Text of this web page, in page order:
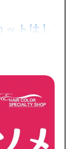
トはし
め専門